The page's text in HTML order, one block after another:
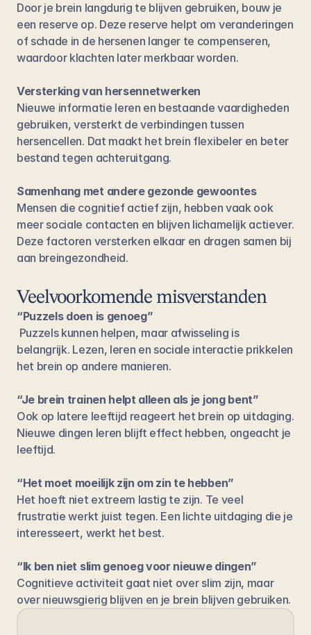
Door je brein langdurig te blijven gebruiken, bouw je
een reserve op. Deze reserve helpt om veranderingen
of schade in de hersenen langer te compenseren,
waardoor klachten later merkbaar worden.
Versterking van hersennetwerken
Nieuwe informatie leren en bestaande vaardigheden
gebruiken, versterkt de verbindingen tussen
hersencellen. Dat maakt het brein flexibeler en beter
bestand tegen achteruitgang.
Samenhang met andere gezonde gewoontes
Mensen die cognitief actief zijn, hebben vaak ook
meer sociale contacten en blijven lichamelijk actiever.
Deze factoren versterken elkaar en dragen samen bij
aan breingezondheid.
Veelvoorkomende misverstanden
“Puzzels doen is genoeg”
belangrijk. Lezen, leren en sociale interactie prikkelen
het brein op andere manieren.
“Je brein trainen helpt alleen als je jong bent”
Ook op latere leeftijd reageert het brein op uitdaging.
Nieuwe dingen leren blijft effect hebben, ongeacht je
leeftijd.
“Het moet moeilijk zijn om zin te hebben”
Het hoeft niet extreem lastig te zijn. Te veel
frustratie werkt juist tegen. Een lichte uitdaging die je
interesseert, werkt het best.
“Ik ben niet slim genoeg voor nieuwe dingen”
Cognitieve activiteit gaat niet over slim zijn, maar
over nieuwsgierig blijven en je brein blijven gebruiken.